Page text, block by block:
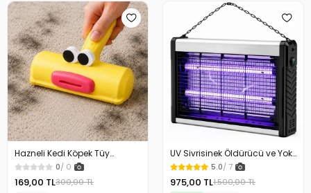
Hazneli Kedi Köpek Tüy
Temizleyici Kıl Toplayıcı Ördek
Tasarımlı
0/ 0
169,00 TL300,00 TL
UV Sivrisinek Öldürücü ve Yok
Edici Elektrikli Mega Boy Sinek
Öldürücü Cihaz Cız Lamba
Mor Işık Asılabilir Taşınabilir
5.0/ 7
975,00 TL1.500,00 TL